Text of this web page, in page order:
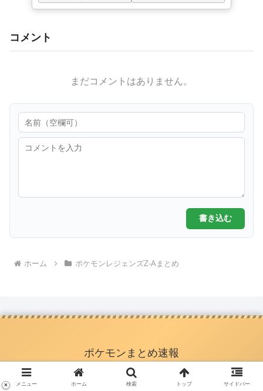
コメント
まだコメントはありません。
書き込む
ホーム ポケモンレジェンズZ-Aまとめ
ポケモンまとめ速報
メニュー ホーム 検索 トップ サイドバー
×